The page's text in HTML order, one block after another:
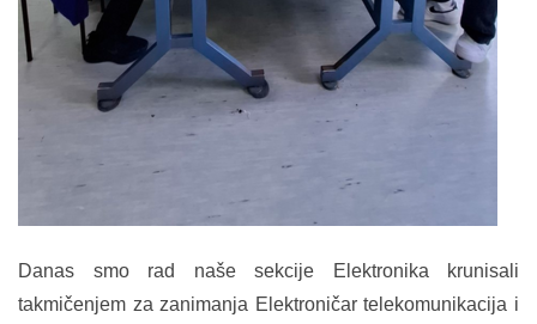
Danas smo rad naše sekcije Elektronika krunisali
takmičenjem za zanimanja Elektroničar telekomunikacija i